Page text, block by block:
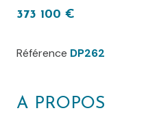
373 100 €
Référence DP262
A PROPOS